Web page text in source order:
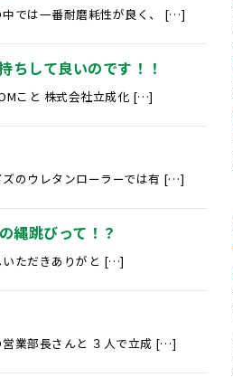
中では一番耐磨耗性が良く、 […]
して良いのです！！
こと 株式会社立成化 […]
ズのウレタンローラーでは有 […]
縄跳びって！？
いただきありがと […]
営業部長さんと ３人で立成 […]